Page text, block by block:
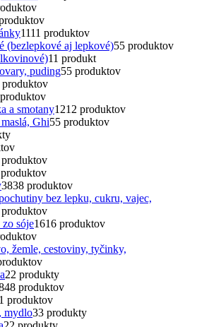
1111 produktov
(bezlepkové aj lepkové)55 produktov
11 produkt
puding55 produktov
produktov
a smotany1212 produktov
Ghi55 produktov
produktov
3838 produktov
bez lepku, cukru, vajec,
produktov
sóje1616 produktov
žemle, cestoviny, tyčinky,
22 produkty
48 produktov
produktov
mydlo33 produkty